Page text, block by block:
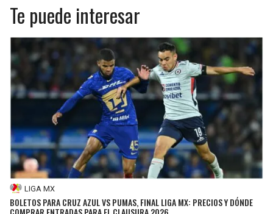
Te puede interesar
LIGA MX
BOLETOS PARA CRUZ AZUL VS PUMAS, FINAL LIGA MX: PRECIOS Y DÓNDE